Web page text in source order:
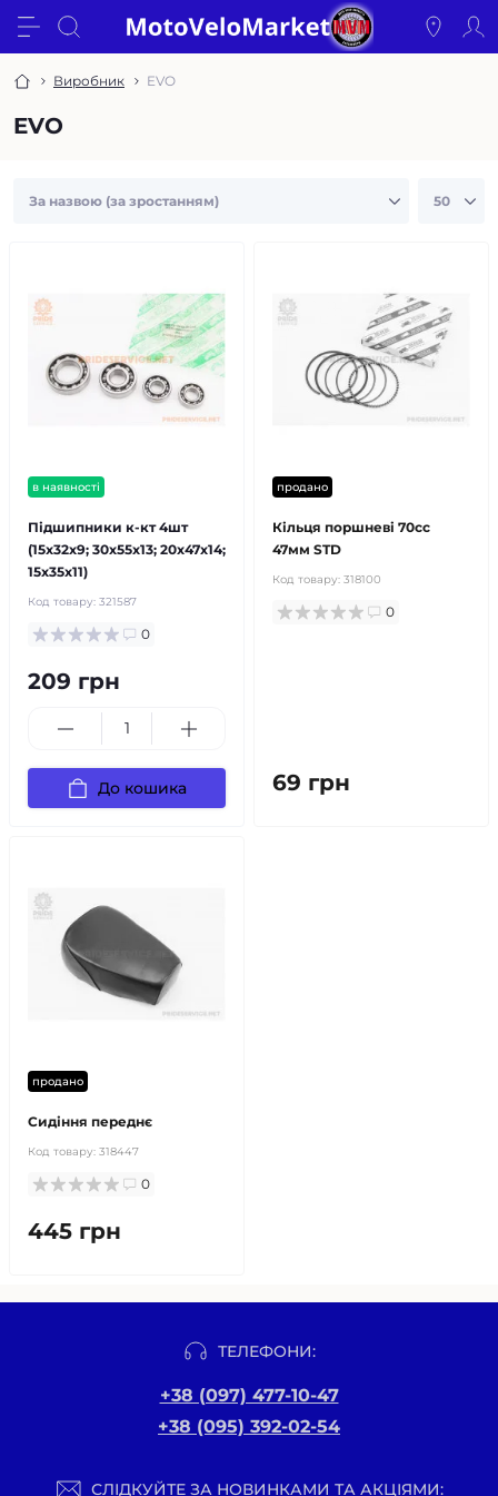
Виробник EVO
EVO
в наявності
Підшипники к-кт 4шт
(15x32x9; 30x55x13; 20x47x14;
15x35x11)
Код товару: 321587
0
209 грн
До кошика
продано
Кільця поршневі 70cc
47мм STD
Код товару: 318100
0
69 грн
продано
Сидіння переднє
Код товару: 318447
0
445 грн
ТЕЛЕФОНИ:
+38 (097) 477-10-47
+38 (095) 392-02-54
СЛІДКУЙТЕ ЗА НОВИНКАМИ ТА АКЦІЯМИ: